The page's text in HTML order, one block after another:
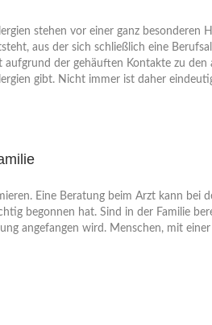
stehen vor einer ganz
aus der sich schließlich eine
der gehäuften Kontakte zu
gibt. Nicht immer ist daher
Eine Beratung beim Arzt kann
begonnen hat. Sind in der Familie
angefangen wird. Menschen, mit